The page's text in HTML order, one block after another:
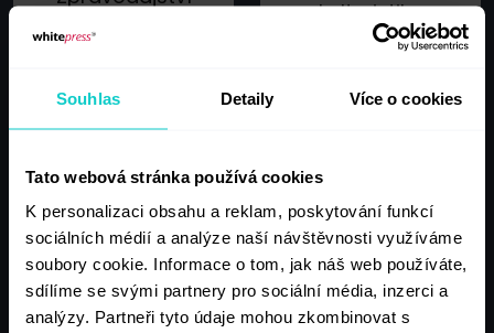
Souhlas Detaily Více o cookies
Tato webová stránka používá cookies
K personalizaci obsahu a reklam, poskytování funkcí
sociálních médií a analýze naší návštěvnosti využíváme
soubory cookie. Informace o tom, jak náš web používáte,
sdílíme se svými partnery pro sociální média, inzerci a
analýzy. Partneři tyto údaje mohou zkombinovat s
kulturistika
75
Byznys, podnikání,
e-commerce
Společenská
rubrika, celebrity,
lifestyle